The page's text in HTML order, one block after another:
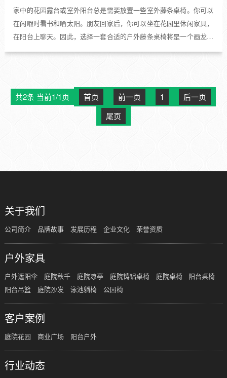
家中的花园露台或室外阳台总是需要放置一些室外藤条桌椅。你可以
在闲暇时看书和晒太阳。朋友回家后，你可以坐在花园里休闲家具，
在阳台上聊天。因此，选择一套合适的户外藤条桌椅将是一个画龙点
睛的工作，反映您的品味和风格今天，藤朝户外家具告诉您如何选择
共2条 当前1/1页 首页 前一页 1
后一页
尾页
关于我们
公司简介 品牌故事 发展历程 企业文化 荣誉资质
户外家具
户外遮阳伞 庭院秋千 庭院凉亭 庭院铸铝桌椅 庭院桌椅
阳台桌椅
阳台吊篮
庭院沙发 泳池躺椅 公园椅
客户案例
庭院花园 商业广场 阳台户外
行业动态